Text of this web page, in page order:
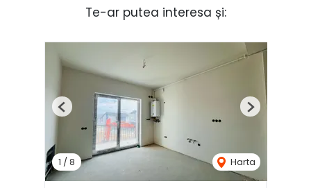
Te-ar putea interesa și:
1 / 8 Harta
Previous Next